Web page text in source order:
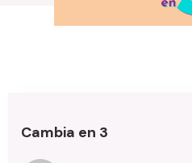
Cambia en 3